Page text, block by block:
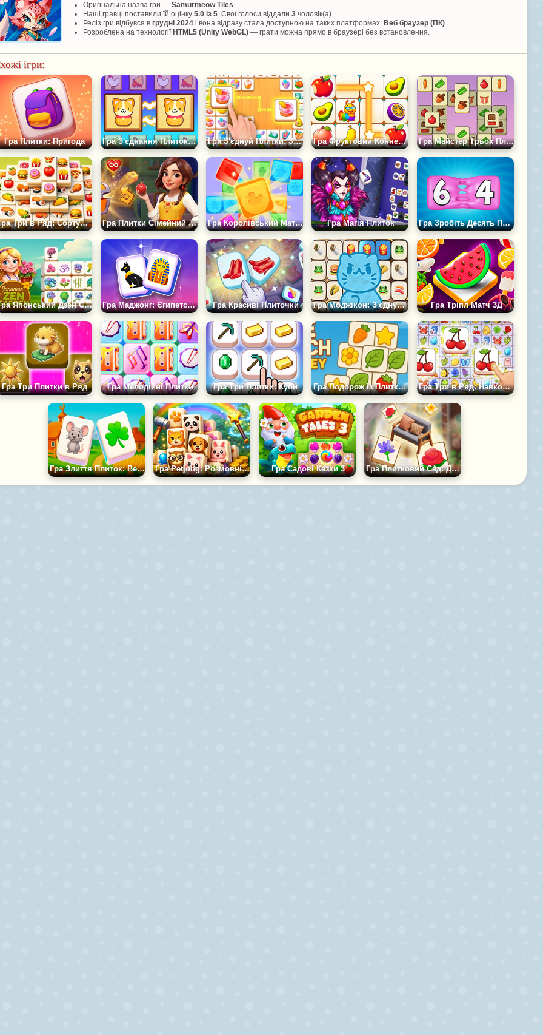
Оригінальна назва гри — Samurmeow Tiles.
Наші гравці поставили їй оцінку 5.0 із 5. Свої голоси віддали 3 чоловік(а).
Реліз гри відбувся в грудні 2024 і вона відразу стала доступною на таких платформах: Веб браузер (ПК).
Розроблена на технології HTML5 (Unity WebGL) — грати можна прямо в браузері без встановлення.
ігри:
Гра Плитки: Пригода Гра З'єднання Плиток: Класичний Матч Гра З'єднуй Плитки: Знайди Пару Гра Фруктовий Коннект 3 Гра Майстер Трьох Плиток
Гра Три в Ряд: Сортування Гра Плитки Сімейний Матч Гра Королівський Матч: Сімейство Плиток Гра Магія Плиток Гра Зробіть Десять Плиток
Гра Японський Дзен Сад Гра Маджонг: Єгипетські Плитки Гра Красиві Плиточки Гра Моджікон: З'єднуй Емодзі Гра Тріпл Матч 3Д
Гра Три Плитки в Ряд Гра Мелодійні Плитки Гра Три Плитки: Куби Гра Подорож із Плитками Гра Три в Ряд: Навколо Світу
Гра Злиття Плиток: Весела Ферма Гра Petjong: Розмовні Плитки Гра Садові Казки 3 Гра Плитковий Сад: Дизайн Крихітного Будинку